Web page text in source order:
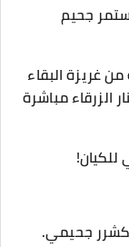
جحيم
غريزة البقاء
الزرقاء مباشرة
كشرر جحيمي.